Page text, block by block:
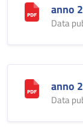
anno
Data
anno
Data